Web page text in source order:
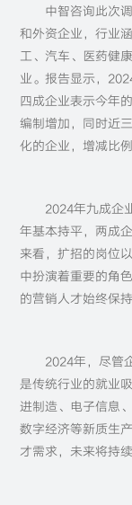
中智咨询此次
和外资企业，行业
工、汽车、医药健
业。报告显示，
四成企业表示今年
编制增加，同时近
化的企业，增减比
2024年九成企
年基本持平，两成
来看，扩招的岗位
中扮演着重要的角
的营销人才始终保持
2024年，尽管
是传统行业的就业
进制造、电子信息
数字经济等新质生
才需求，未来将持